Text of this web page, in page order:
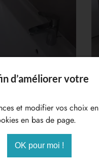
d’améliorer votre
et modifier vos choix en
en bas de page.
OK pour moi !